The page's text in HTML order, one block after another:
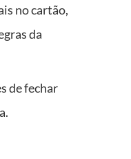
no cartão,
da
de fechar